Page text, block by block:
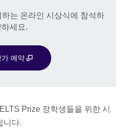
는 온라인 시상식에 참석하
세요.
가 예약
Prize 장학생들을 위한 시
니다.